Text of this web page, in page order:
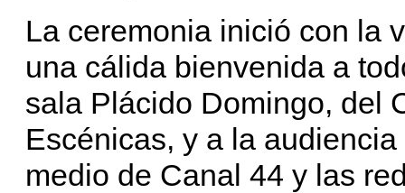
La ceremonia inició con la
una cálida bienvenida a
sala Plácido Domingo, del
Escénicas, y a la
medio de Canal 44 y las